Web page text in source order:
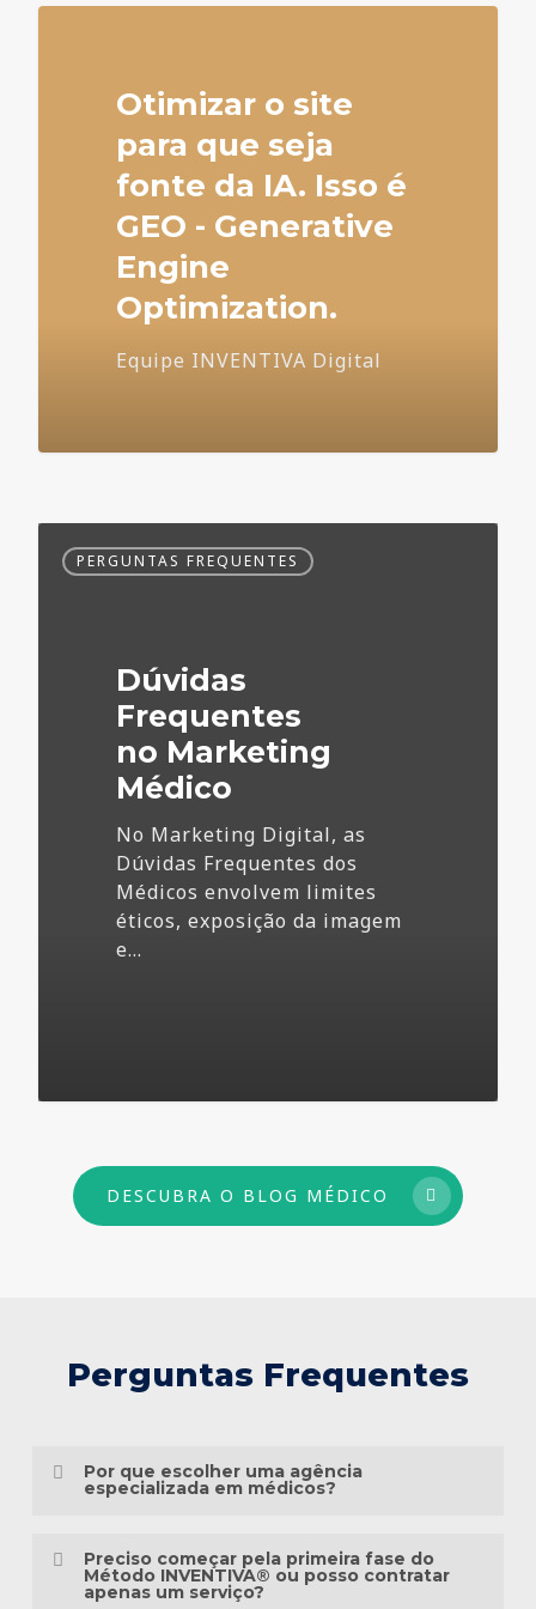
Otimizar o site
para que seja
fonte da IA. Isso é
GEO - Generative
Engine
Optimization.
Equipe INVENTIVA Digital
Frequentes
PERGUNTAS FREQUENTES
Dúvidas
Frequentes
no Marketing
Médico
No Marketing Digital, as
Dúvidas Frequentes dos
Médicos envolvem limites
éticos, exposição da imagem
e…
DESCUBRA O BLOG MÉDICO
Perguntas Frequentes
Por que escolher uma agência
especializada em médicos?
mais do que conhecimento em publicidade.
Preciso começar pela primeira fase do
Método INVENTIVA® ou posso contratar
apenas um serviço?